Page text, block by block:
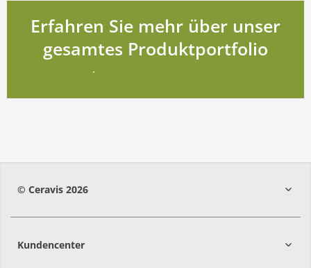
Erfahren Sie mehr über unser
gesamtes Produktportfolio
Zum Produktsortiment
© Ceravis 2026
Kundencenter